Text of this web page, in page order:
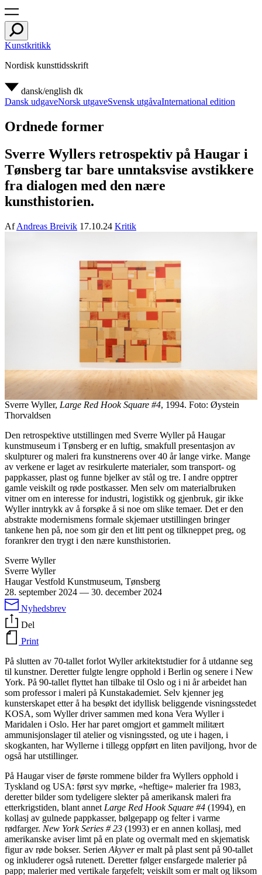
Kunstkritikk
Nordisk kunsttidsskrift
dansk/english dk
Dansk udgaveNorsk utgaveSvensk utgåvaInternational edition
Ordnede former
Sverre Wyllers retrospektiv på Haugar i
Tønsberg tar bare unntaksvise avstikkere
fra dialogen med den nære
kunsthistorien.
AfAndreas Breivik 17.10.24 Kritik
Sverre Wyller, Large Red Hook Square #4, 1994. Foto: Øystein
Thorvaldsen
Den retrospektive utstillingen med Sverre Wyller på Haugar
kunstmuseum i Tønsberg er en luftig, smakfull presentasjon av
skulpturer og maleri fra kunstnerens over 40 år lange virke. Mange
av verkene er laget av resirkulerte materialer, som transport- og
pappkasser, plast og funne bjelker av stål og tre. I andre opptrer
gamle veiskilt og røde postkasser. Men selv om materialbruken
vitner om en interesse for industri, logistikk og gjenbruk, gir ikke
Wyller inntrykk av å forsøke å si noe om slike temaer. Det er den
abstrakte modernismens formale skjemaer utstillingen bringer
tankene hen på, noe som gir den et litt pent og tilkneppet preg, og
forankrer den trygt i den nære kunsthistorien.
Sverre Wyller
Sverre Wyller
Haugar Vestfold Kunstmuseum, Tønsberg
28. september 2024 — 30. december 2024
Nyhedsbrev
Del
Print
På slutten av 70-tallet forlot Wyller arkitektstudier for å utdanne seg
til kunstner. Deretter fulgte lengre opphold i Berlin og senere i New
York. På 90-tallet flyttet han tilbake til Oslo og i ni år arbeidet han
som professor i maleri på Kunstakademiet. Selv kjenner jeg
kunsterskapet etter å ha besøkt det idyllisk beliggende visningsstedet
KOSA, som Wyller driver sammen med kona Vera Wyller i
Maridalen i Oslo. Her har paret omgjort et gammelt militært
ammunisjonslager til atelier og visningssted, og ute i hagen, i
skogkanten, har Wyllerne i tillegg oppført en liten paviljong, hvor de
også har utstillinger.
På Haugar viser de første rommene bilder fra Wyllers opphold i
Tyskland og USA: først syv mørke, «heftige» malerier fra 1983,
deretter bilder som tydeligere slekter på amerikansk maleri fra
etterkrigstiden, blant annetLarge Red Hook Square #4 (1994), en
kollasj av gulnede pappkasser, bølgepapp og felter i varme
rødfarger. New York Series # 23 (1993) er en annen kollasj, med
amerikanske aviser limt på en plate og overmalt med en skjematisk
figur av røde bokser. SerienAkyverer malt på plast sent på 90-tallet
og inkluderer også rutenett. Deretter følger ensfargede malerier på
papp; malerier med vertikale fargefelt; veiskilt som er malt og liksom